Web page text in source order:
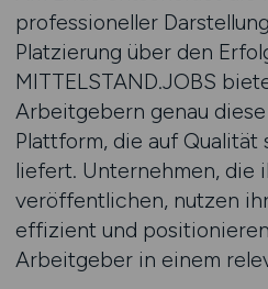
professioneller
Platzierung über den
MITTELSTAND.JOBS
Arbeitgebern genau
Plattform, die auf Qualität
liefert. Unternehmen, die
veröffentlichen, nutzen
effizient und
Arbeitgeber in einem